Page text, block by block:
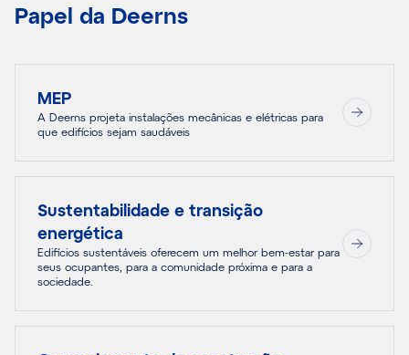
Papel da Deerns
MEP
A Deerns projeta instalações mecânicas e elétricas para
que edifícios sejam saudáveis
Sustentabilidade e transição
energética
Edifícios sustentáveis oferecem um melhor bem-estar para
seus ocupantes, para a comunidade próxima e para a
sociedade.